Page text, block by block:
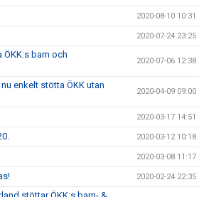
2020-08-10 10:31
2020-07-24 23:25
barn och
2020-07-06 12:38
enkelt stötta ÖKK utan
2020-04-09 09:00
2020-03-17 14:51
2020-03-12 10:18
2020-03-08 11:17
2020-02-24 22:35